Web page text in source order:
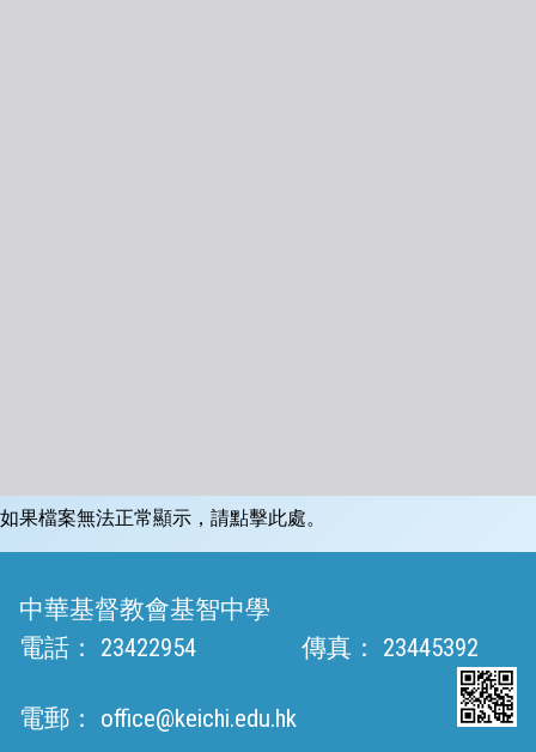
如果檔案無法正常顯示，請點擊此處。
中華基督教會基智中學
電話：
23422954 傳真： 23445392
電郵： office@keichi.edu.hk